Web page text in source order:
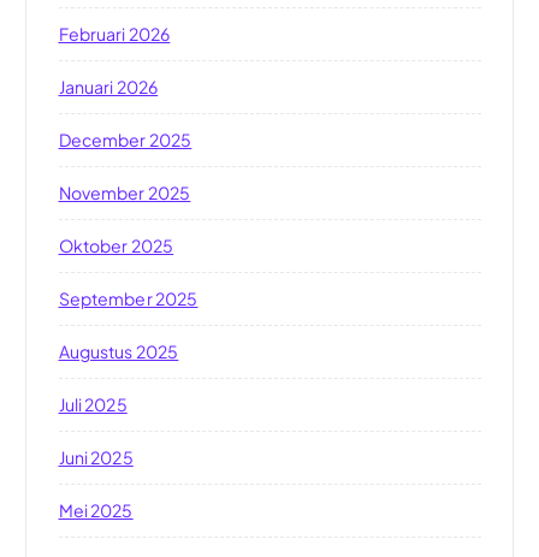
Februari 2026
Januari 2026
December 2025
November 2025
Oktober 2025
September 2025
Augustus 2025
Juli 2025
Juni 2025
Mei 2025